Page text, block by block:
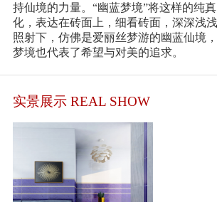
持仙境的力量。 “幽蓝梦境”将这样的纯
化，表达在砖面上，细看砖面，深深浅
照射下，仿佛是爱丽丝梦游的幽蓝仙境
梦境也代表了希望与对美的追求。
实景展示 REAL SHOW